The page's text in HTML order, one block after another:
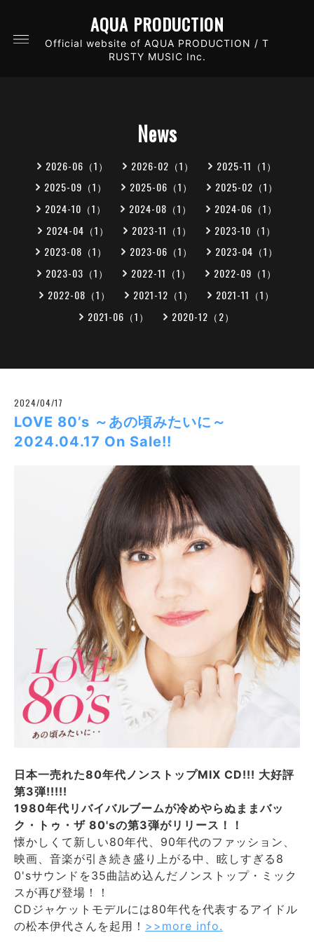
AQUA PRODUCTION
Official website of AQUA PRODUCTION / T
RUSTY MUSIC Inc.
News
2026-06（1） 2026-02（1）
2025-11（1）
2025-09（1）
2025-06（1）
2025-02（1）
2024-10（1）
2024-08（1）
2024-06（1）
2024-04（1）
2023-11（1）
2023-10（1）
2023-08（1）
2023-06（1）
2023-04（1）
2023-03（1）
2022-11（1）
2022-09（1）
2022-08（1）
2021-12（1）
2021-11（1）
2021-06（1）
2020-12（2）
2024/04/17
LOVE 80’s ～あの頃みたいに～
2024.04.17 On Sale!!
日本一売れた80年代ノンストップMIX CD!!! 大好評
第3弾!!!!!
1980年代リバイバルブームが冷めやらぬままバッ
ク・トゥ・ザ 80'sの第3弾がリリース！！
懐かしくて新しい80年代、90年代のファッション、
映画、音楽が引き続き盛り上がる中、眩しすぎる8
0'sサウンドを35曲詰め込んだノンストップ・ミック
スが再び登場！！
CDジャケットモデルには80年代を代表するアイドル
の松本伊代さんを起用！ >>more info.